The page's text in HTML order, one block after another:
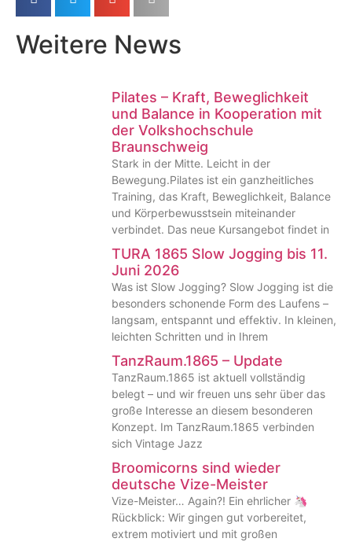
Weitere News
Pilates – Kraft, Beweglichkeit
und Balance in Kooperation mit
der Volkshochschule
Braunschweig
Stark in der Mitte. Leicht in der
Bewegung.Pilates ist ein ganzheitliches
Training, das Kraft, Beweglichkeit, Balance
und Körperbewusstsein miteinander
verbindet. Das neue Kursangebot findet in
TURA 1865 Slow Jogging bis 11.
Juni 2026
Was ist Slow Jogging? Slow Jogging ist die
besonders schonende Form des Laufens –
langsam, entspannt und effektiv. In kleinen,
leichten Schritten und in Ihrem
TanzRaum.1865 – Update
TanzRaum.1865 ist aktuell vollständig
belegt – und wir freuen uns sehr über das
große Interesse an diesem besonderen
Konzept. Im TanzRaum.1865 verbinden
sich Vintage Jazz
Broomicorns sind wieder
deutsche Vize-Meister
Vize-Meister… Again?! Ein ehrlicher 🦄
Rückblick: Wir gingen gut vorbereitet,
extrem motiviert und mit großen